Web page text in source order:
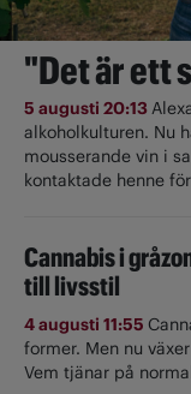
"Det är ett
5 augusti 20:13
alkoholkulturen. Nu
mousserande vin i
kontaktade henne
Cannabis i
till livsstil
4 augusti 11:55
former. Men nu
Vem tjänar på